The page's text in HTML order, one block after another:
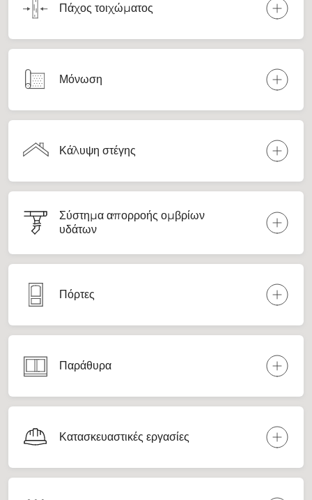
Πάχος τοιχώματος
Μόνωση
Κάλυψη στέγης
Σύστημα απορροής ομβρίων
υδάτων
Πόρτες
Παράθυρα
Κατασκευαστικές εργασίες